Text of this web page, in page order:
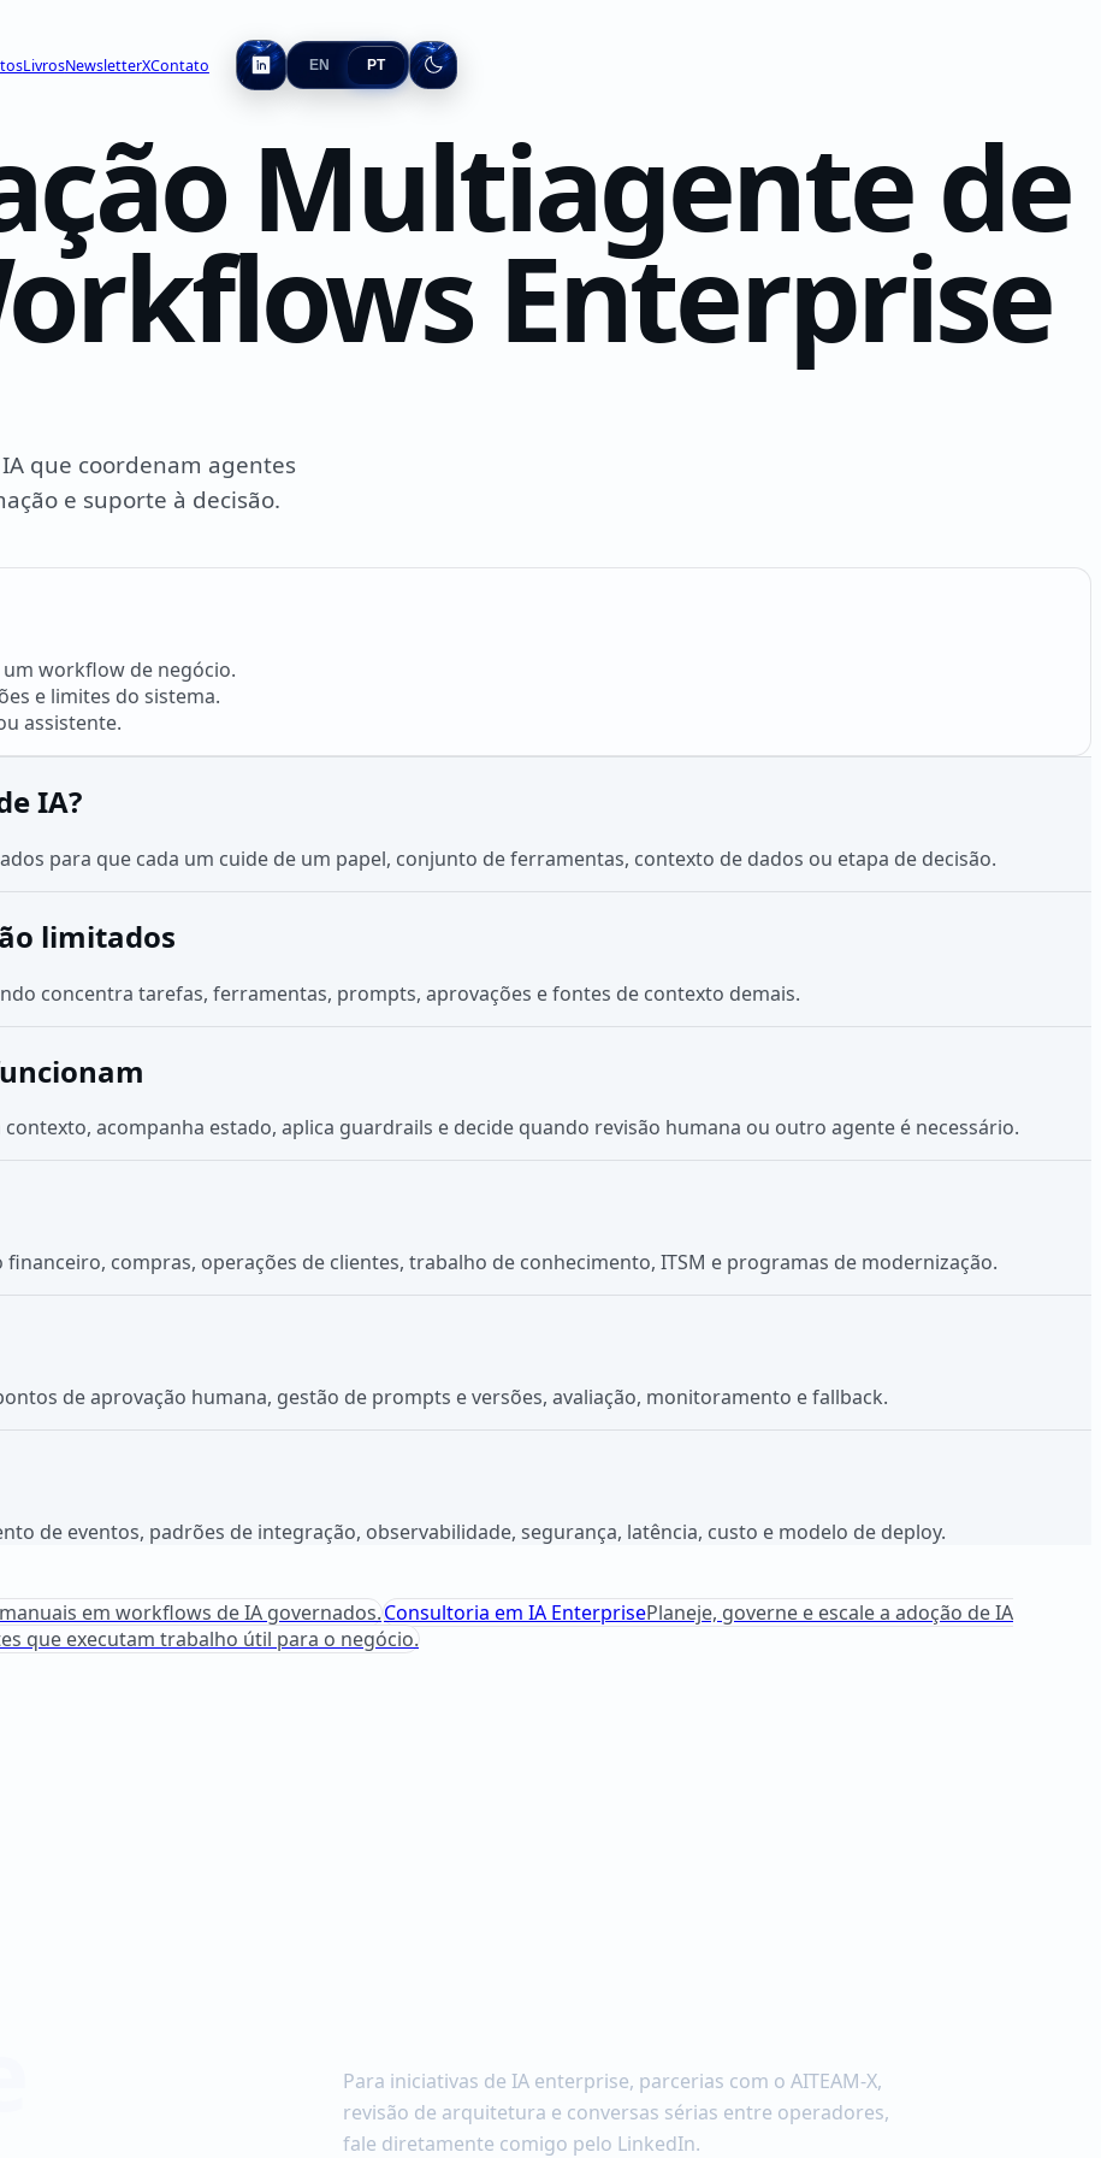
LivrosNewsletterXContato EN PT
Multiagente de
Enterprise
que coordenam agentes
e suporte à decisão.
workflow de negócio.
e limites do sistema.
assistente.
IA?
para que cada um cuide de um papel, conjunto de ferramentas, contexto de dados ou etapa de decisão.
limitados
concentra tarefas, ferramentas, prompts, aprovações e fontes de contexto demais.
acompanha estado, aplica guardrails e decide quando revisão humana ou outro agente é necessário.
compras, operações de clientes, trabalho de conhecimento, ITSM e programas de modernização.
de aprovação humana, gestão de prompts e versões, avaliação, monitoramento e fallback.
de eventos, padrões de integração, observabilidade, segurança, latência, custo e modelo de deploy.
em workflows de IA governados.Consultoria em IA EnterprisePlaneje, governe e escale a adoção de IA
que executam trabalho útil para o negócio.
Para iniciativas de IA enterprise, parcerias com o AITEAM-X,
revisão de arquitetura e conversas sérias entre operadores,
fale diretamente comigo pelo LinkedIn.